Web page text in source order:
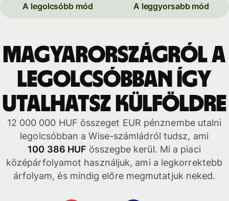
A legolcsóbb mód A leggyorsabb mód
Magyarországról a
legolcsóbban így
utalhatsz külföldre
12 000 000 HUF összeget EUR pénznembe utalni
legolcsóbban a Wise-számládról tudsz, ami
100 386 HUF összegbe kerül. Mi a piaci
középárfolyamot használjuk, ami a legkorrektebb
árfolyam, és mindig előre megmutatjuk neked.